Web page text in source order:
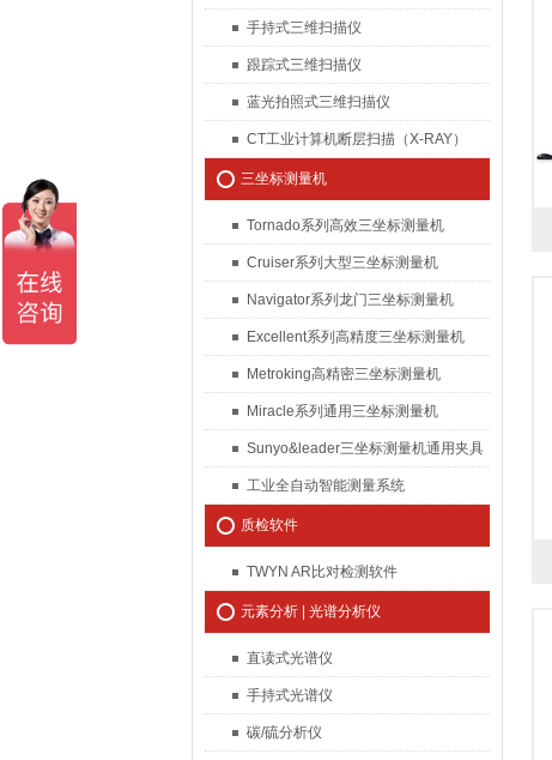
手持式三维扫描仪
跟踪式三维扫描仪
蓝光拍照式三维扫描仪
CT工业计算机断层扫描（X-RAY）
三坐标测量机
Tornado系列高效三坐标测量机
Cruiser系列大型三坐标测量机
Navigator系列龙门三坐标测量机
Excellent系列高精度三坐标测量机
Metroking高精密三坐标测量机
Miracle系列通用三坐标测量机
Sunyo&leader三坐标测量机通用夹具
工业全自动智能测量系统
质检软件
TWYN AR比对检测软件
元素分析 | 光谱分析仪
直读式光谱仪
手持式光谱仪
碳/硫分析仪